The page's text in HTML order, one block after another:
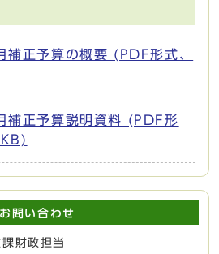
補正予算の概要 (PDF形式、
補正予算説明資料 (PDF形
お問い合わせ
財政担当